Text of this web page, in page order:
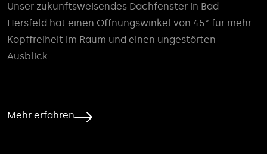
Unser zukunftsweisendes Dachfenster in Bad
Hersfeld hat einen Öffnungswinkel von 45° für mehr
Kopffreiheit im Raum und einen ungestörten
Ausblick.
Mehr erfahren